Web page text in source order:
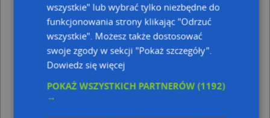
Ulice w pobliżu
Pomiechówek, Parkowa, Ulica (05-180)
Pomiechówek, Miła, Ulica (05-180)
Pomiechówek, Sportowa, Ulica (05-180)
Najbliższe obszary kodów pocztowych
wszystkie" lub wybrać tylko niezbędne do
funkcjonowania strony klikając "Odrzuć
wszystkie". Możesz także dostosować
swoje zgody w sekcji "Pokaż szczegóły".
Dowiedz się więcej
POKAŻ WSZYSTKICH PARTNERÓW(1192)
→